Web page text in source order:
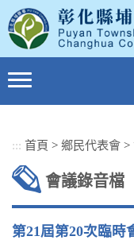
到
主
要
內
::: 首頁 > 鄉民代表會 >
會議錄音檔
第21屆第20次臨時